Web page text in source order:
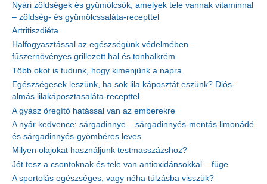
Nyári zöldségek és gyümölcsök, amelyek tele vannak vitaminnal
– zöldség- és gyümölcssaláta-recepttel
Artritiszdiéta
Halfogyasztással az egészségünk védelmében –
fűszernövényes grillezett hal és tonhalkrém
Több okot is tudunk, hogy kimenjünk a napra
Egészségesek leszünk, ha sok lila káposztát eszünk? Diós-
almás lilakáposztasaláta-recepttel
A gyász öregítő hatással van az emberekre
A nyár kedvence: sárgadinnye – sárgadinnyés-mentás limonádé
és sárgadinnyés-gyömbéres leves
Milyen olajokat használjunk testmasszázshoz?
Jót tesz a csontoknak és tele van antioxidánsokkal – füge
A sportolás egészséges, vagy néha túlzásba visszük?